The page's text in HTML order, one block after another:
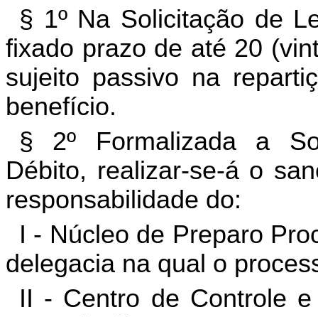
§ 1º Na Solicitação de
fixado prazo de até 20
sujeito passivo na
benefício.
§ 2º Formalizada a
Débito, realizar-se-á o
responsabilidade do:
I - Núcleo de Preparo
delegacia na qual o
II - Centro de Controle